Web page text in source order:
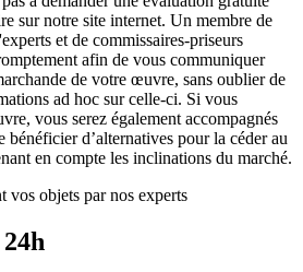
sur notre site internet. Un membre de
et de commissaires-priseurs
afin de vous communiquer
de votre œuvre, sans oublier de
ad hoc sur celle-ci. Si vous
vous serez également accompagnés
bénéficier d’alternatives pour la céder au
en compte les inclinations du marché.
vos objets par nos experts